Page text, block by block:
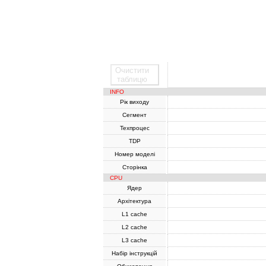
Очистити
таблицю
INFO
Рік виходу
Сегмент
Техпроцес
TDP
Номер моделі
Сторінка
CPU
Ядер
Архітектура
L1 cache
L2 cache
L3 cache
Набір інструкцій